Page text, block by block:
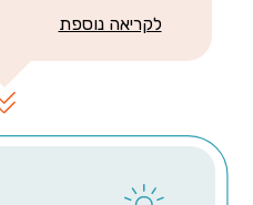
לקריאה נוספת